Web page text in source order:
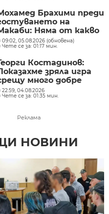
има, пари
има, но път няма":
Брахими преди
на
Няма от какво
се притесняваме
09:02, 05.08.2026 (обновена)
Чете се за: 01:17 мин.
Костадинов:
зряла игра
много добре
съперник
22:59, 04.08.2026
Чете се за: 01:35 мин.
Реклама
НОВИНИ